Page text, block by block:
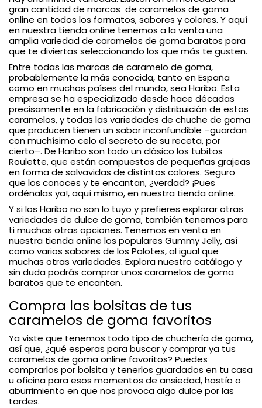
gran cantidad de marcas de caramelos de goma
online en todos los formatos, sabores y colores. Y aquí
en nuestra tienda online tenemos a la venta una
amplia variedad de caramelos de goma baratos para
que te diviertas seleccionando los que más te gusten.
Entre todas las marcas de caramelo de goma,
probablemente la más conocida, tanto en España
como en muchos países del mundo, sea Haribo. Esta
empresa se ha especializado desde hace décadas
precisamente en la fabricación y distribuición de estos
caramelos, y todas las variedades de chuche de goma
que producen tienen un sabor inconfundible –guardan
con muchísimo celo el secreto de su receta, por
cierto–. De Haribo son todo un clásico los tubitos
Roulette, que están compuestos de pequeñas grajeas
en forma de salvavidas de distintos colores. Seguro
que los conoces y te encantan, ¿verdad? ¡Pues
ordénalas ya!, aquí mismo, en nuestra tienda online.
Y si los Haribo no son lo tuyo y prefieres explorar otras
variedades de dulce de goma, también tenemos para
ti muchas otras opciones. Tenemos en venta en
nuestra tienda online los populares Gummy Jelly, así
como varios sabores de los Palotes, al igual que
muchas otras variedades. Explora nuestro catálogo y
sin duda podrás comprar unos caramelos de goma
baratos que te encanten.
Compra las bolsitas de tus
caramelos de goma favoritos
Ya viste que tenemos todo tipo de chuchería de goma,
así que, ¿qué esperas para buscar y comprar ya tus
caramelos de goma online favoritos? Puedes
comprarlos por bolsita y tenerlos guardados en tu casa
u oficina para esos momentos de ansiedad, hastío o
aburrimiento en que nos provoca algo dulce por las
tardes.